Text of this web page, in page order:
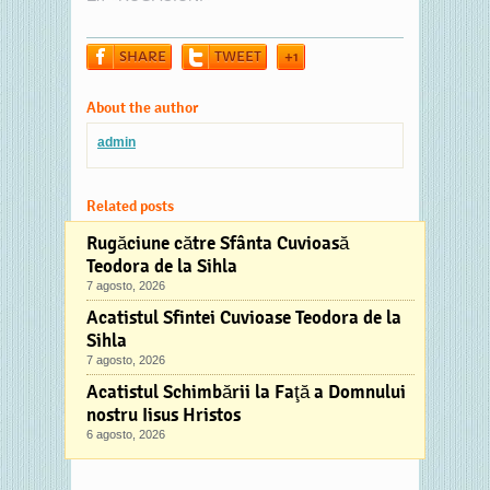
David s-a născut
Levi, iar Levi a
și pe Pamfir;
Pamfir a născut
pe Varpafir, iar
Varpafir a născut
SHARE TWEET +1
About the author
admin
Related posts
Rugăciune către Sfânta Cuvioasă
Teodora de la Sihla
7 agosto, 2026
Acatistul Sfintei Cuvioase Teodora de la
Sihla
7 agosto, 2026
Acatistul Schimbării la Faţă a Domnului
nostru Iisus Hristos
6 agosto, 2026